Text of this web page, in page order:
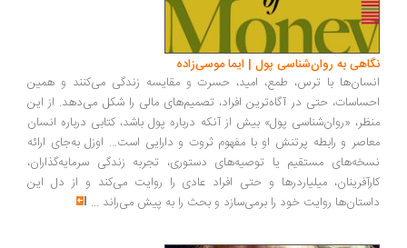
نگاهی به روان‌شناسی پول | ایما موسی‌زاده
انسان‌ها با ترس، طمع، امید، حسرت و مقایسه زندگی می‌کنند و همین
احساسات، حتی در آگاه‌ترین افراد، تصمیم‌های مالی را شکل می‌دهد. از این
منظر، «روان‌شناسی پول» بیش از آنکه درباره پول باشد، کتابی درباره انسان
معاصر و رابطه پرتنش او با مفهوم ثروت و دارایی است... اوزل به‌جای ارائه
نسخه‌های مستقیم یا توصیه‌های دستوری، تجربه زندگی سرمایه‌گذاران،
کارآفرینان، میلیاردرها و حتی افراد عادی را روایت می‌کند و از دل این
داستان‌ها روایت خود را برمی‌سازد و بحث را به پیش می‌راند ...